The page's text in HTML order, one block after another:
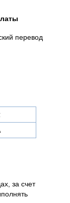
перевод
за счет